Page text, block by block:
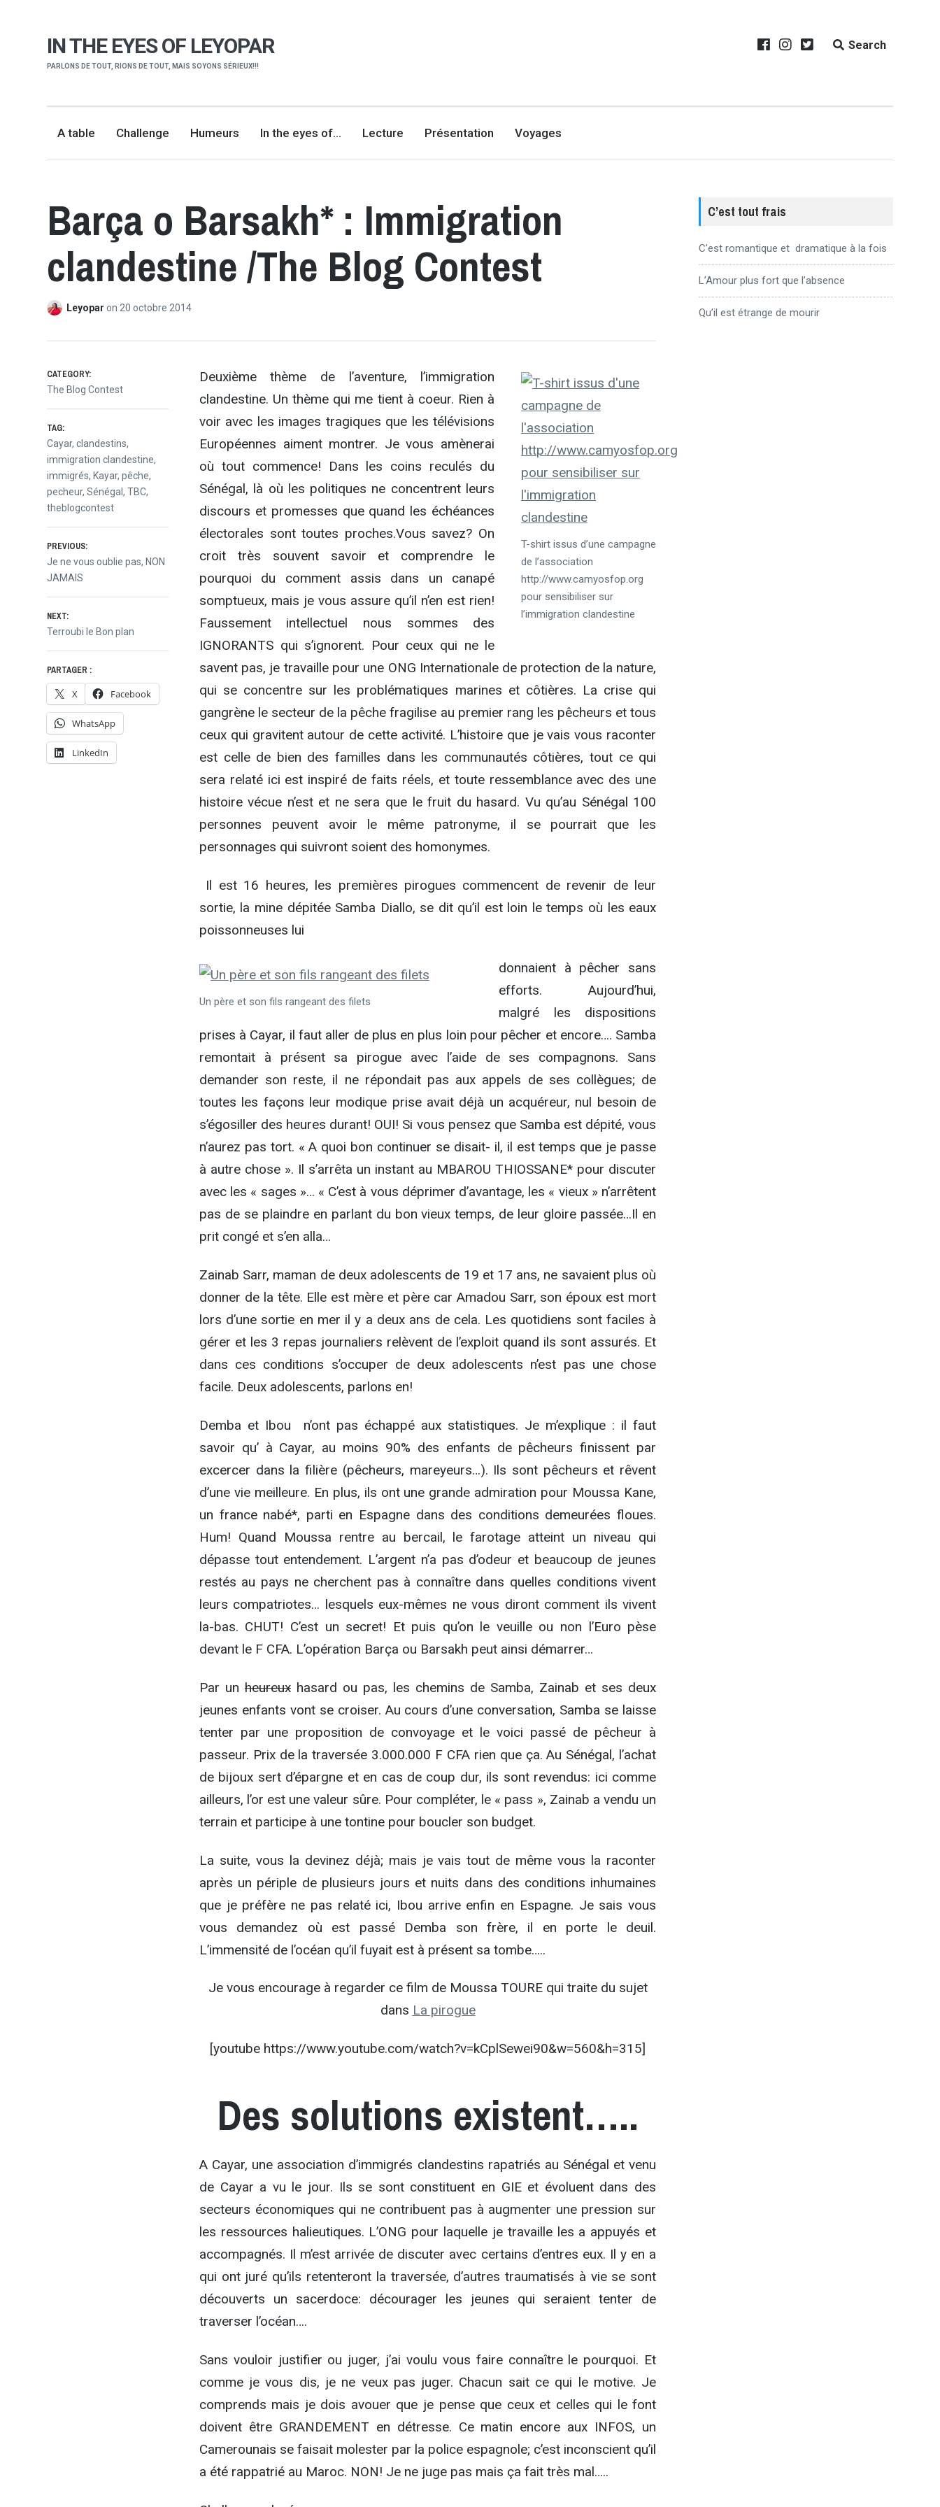
IN THE EYES OF LEYOPAR
PARLONS DE TOUT, RIONS DE TOUT, MAIS SOYONS SÉRIEUX!!!
Search
A table Challenge Humeurs In the eyes of… Lecture Présentation Voyages
Barça o Barsakh* : Immigration
clandestine /The Blog Contest
Leyoparon 20 octobre 2014
T-shirt issus d’une campagne
de l’association
http://www.camyosfop.org
pour sensibiliser sur
l’immigration clandestine
Deuxième thème de l’aventure, l’immigration
clandestine. Un thème qui me tient à coeur. Rien à
voir avec les images tragiques que les télévisions
Européennes aiment montrer. Je vous amènerai
où tout commence! Dans les coins reculés du
Sénégal, là où les politiques ne concentrent leurs
discours et promesses que quand les échéances
électorales sont toutes proches.Vous savez? On
croit très souvent savoir et comprendre le
pourquoi du comment assis dans un canapé
somptueux, mais je vous assure qu’il n’en est rien!
Faussement intellectuel nous sommes des
IGNORANTS qui s’ignorent. Pour ceux qui ne le
savent pas, je travaille pour une ONG Internationale de protection de la nature,
qui se concentre sur les problématiques marines et côtières. La crise qui
gangrène le secteur de la pêche fragilise au premier rang les pêcheurs et tous
ceux qui gravitent autour de cette activité. L’histoire que je vais vous raconter
est celle de bien des familles dans les communautés côtières, tout ce qui
sera relaté ici est inspiré de faits réels, et toute ressemblance avec des une
histoire vécue n’est et ne sera que le fruit du hasard. Vu qu’au Sénégal 100
personnes peuvent avoir le même patronyme, il se pourrait que les
personnages qui suivront soient des homonymes.
Il est 16 heures, les premières pirogues commencent de revenir de leur
sortie, la mine dépitée Samba Diallo, se dit qu’il est loin le temps où les eaux
poissonneuses lui
Un père et son fils rangeant des filets
donnaient à pêcher sans
efforts. Aujourd’hui,
malgré les dispositions
prises à Cayar, il faut aller de plus en plus loin pour pêcher et encore…. Samba
remontait à présent sa pirogue avec l’aide de ses compagnons. Sans
demander son reste, il ne répondait pas aux appels de ses collègues; de
toutes les façons leur modique prise avait déjà un acquéreur, nul besoin de
s’égosiller des heures durant! OUI! Si vous pensez que Samba est dépité, vous
n’aurez pas tort. « A quoi bon continuer se disait- il, il est temps que je passe
à autre chose ». Il s’arrêta un instant au MBAROU THIOSSANE* pour discuter
avec les « sages »… « C’est à vous déprimer d’avantage, les « vieux » n’arrêtent
pas de se plaindre en parlant du bon vieux temps, de leur gloire passée…Il en
prit congé et s’en alla…
Zainab Sarr, maman de deux adolescents de 19 et 17 ans, ne savaient plus où
donner de la tête. Elle est mère et père car Amadou Sarr, son époux est mort
lors d’une sortie en mer il y a deux ans de cela. Les quotidiens sont faciles à
gérer et les 3 repas journaliers relèvent de l’exploit quand ils sont assurés. Et
dans ces conditions s’occuper de deux adolescents n’est pas une chose
facile. Deux adolescents, parlons en!
Demba et Ibou n’ont pas échappé aux statistiques. Je m’explique : il faut
savoir qu’ à Cayar, au moins 90% des enfants de pêcheurs finissent par
excercer dans la filière (pêcheurs, mareyeurs…). Ils sont pêcheurs et rêvent
d’une vie meilleure. En plus, ils ont une grande admiration pour Moussa Kane,
un france nabé*, parti en Espagne dans des conditions demeurées floues.
Hum! Quand Moussa rentre au bercail, le farotage atteint un niveau qui
dépasse tout entendement. L’argent n’a pas d’odeur et beaucoup de jeunes
restés au pays ne cherchent pas à connaître dans quelles conditions vivent
leurs compatriotes… lesquels eux-mêmes ne vous diront comment ils vivent
la-bas. CHUT! C’est un secret! Et puis qu’on le veuille ou non l’Euro pèse
devant le F CFA. L’opération Barça ou Barsakh peut ainsi démarrer…
Par un heureuxhasard ou pas, les chemins de Samba, Zainab et ses deux
jeunes enfants vont se croiser. Au cours d’une conversation, Samba se laisse
tenter par une proposition de convoyage et le voici passé de pêcheur à
passeur. Prix de la traversée 3.000.000 F CFA rien que ça. Au Sénégal, l’achat
de bijoux sert d’épargne et en cas de coup dur, ils sont revendus: ici comme
ailleurs, l’or est une valeur sûre. Pour compléter, le « pass », Zainab a vendu un
terrain et participe à une tontine pour boucler son budget.
La suite, vous la devinez déjà; mais je vais tout de même vous la raconter
après un périple de plusieurs jours et nuits dans des conditions inhumaines
que je préfère ne pas relaté ici, Ibou arrive enfin en Espagne. Je sais vous
vous demandez où est passé Demba son frère, il en porte le deuil.
L’immensité de l’océan qu’il fuyait est à présent sa tombe…..
Je vous encourage à regarder ce film de Moussa TOURE qui traite du sujet
dans La pirogue
[youtube https://www.youtube.com/watch?v=kCplSewei90&w=560&h=315]
Des solutions existent…..
A Cayar, une association d’immigrés clandestins rapatriés au Sénégal et venu
de Cayar a vu le jour. Ils se sont constituent en GIE et évoluent dans des
secteurs économiques qui ne contribuent pas à augmenter une pression sur
les ressources halieutiques. L’ONG pour laquelle je travaille les a appuyés et
accompagnés. Il m’est arrivée de discuter avec certains d’entres eux. Il y en a
qui ont juré qu’ils retenteront la traversée, d’autres traumatisés à vie se sont
découverts un sacerdoce: décourager les jeunes qui seraient tenter de
traverser l’océan….
Sans vouloir justifier ou juger, j’ai voulu vous faire connaître le pourquoi. Et
comme je vous dis, je ne veux pas juger. Chacun sait ce qui le motive. Je
comprends mais je dois avouer que je pense que ceux et celles qui le font
doivent être GRANDEMENT en détresse. Ce matin encore aux INFOS, un
Camerounais se faisait molester par la police espagnole; c’est inconscient qu’il
a été rappatrié au Maroc. NON! Je ne juge pas mais ça fait très mal…..
CATEGORY:
The Blog Contest
TAG:
Cayar,clandestins,
immigration clandestine,
immigrés, Kayar,pêche,
pecheur,Sénégal,TBC,
theblogcontest
Navigation
de
l’article
PREVIOUS:
Previous
post:
Je ne vous oublie pas, NON
JAMAIS
NEXT:
Next
Terroubi le Bon plan
PARTAGER :
X Facebook
WhatsApp
LinkedIn
C’est tout frais
C’est romantique et dramatique à la fois
L’Amour plus fort que l’absence
Qu’il est étrange de mourir